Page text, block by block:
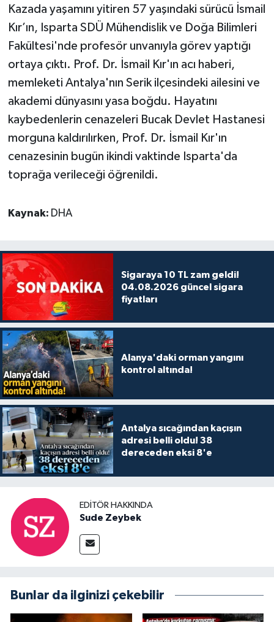
Kazada yaşamını yitiren 57 yaşındaki sürücü İsmail
Kır’ın, Isparta SDÜ Mühendislik ve Doğa Bilimleri
Fakültesi'nde profesör unvanıyla görev yaptığı
ortaya çıktı. Prof. Dr. İsmail Kır'ın acı haberi,
memleketi Antalya'nın Serik ilçesindeki ailesini ve
akademi dünyasını yasa boğdu. Hayatını
kaybedenlerin cenazeleri Bucak Devlet Hastanesi
morguna kaldırılırken, Prof. Dr. İsmail Kır'ın
cenazesinin bugün ikindi vaktinde Isparta'da
toprağa verileceği öğrenildi.
Kaynak: DHA
Sigaraya 10 TL zam geldi!
04.08.2026 güncel sigara
fiyatları
Alanya'daki orman yangını
kontrol altında!
Antalya sıcağından kaçışın
adresi belli oldu! 38
dereceden eksi 8'e
EDITÖR HAKKINDA
Sude Zeybek
Bunlar da ilginizi çekebilir